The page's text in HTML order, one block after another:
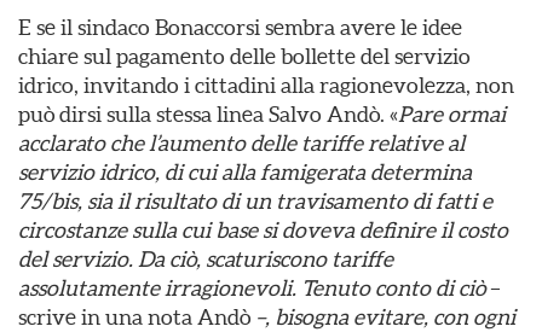
E se il sindaco Bonaccorsi sembra avere le idee
chiare sul pagamento delle bollette del servizio
idrico, invitando i cittadini alla ragionevolezza, non
può dirsi sulla stessa linea Salvo Andò. «Pare ormai
acclarato che l’aumento delle tariffe relative al
servizio idrico, di cui alla famigerata determina
75/bis, sia il risultato di un travisamento di fatti e
circostanze sulla cui base si doveva definire il costo
del servizio. Da ciò, scaturiscono tariffe
assolutamente irragionevoli. Tenuto conto di ciò–
scrive in una nota Andò –, bisogna evitare, con ogni